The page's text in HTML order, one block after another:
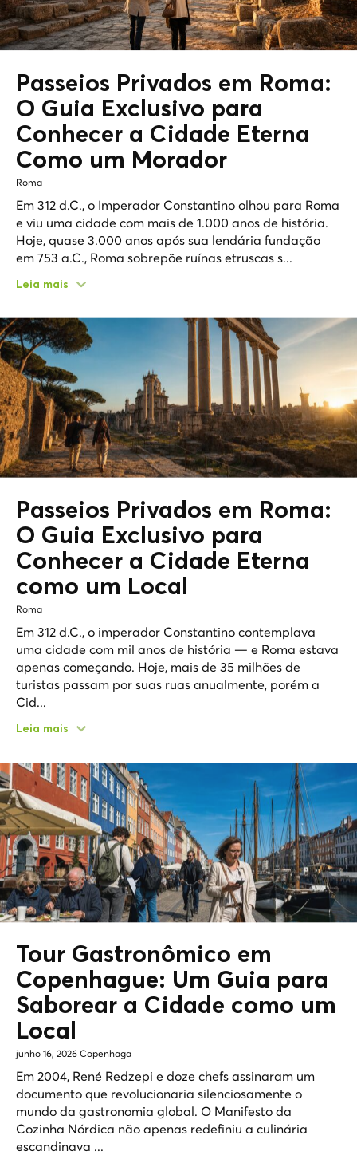
Passeios Privados em Roma:
O Guia Exclusivo para
Conhecer a Cidade Eterna
Como um Morador
Roma
Em 312 d.C., o Imperador Constantino olhou para Roma
e viu uma cidade com mais de 1.000 anos de história.
Hoje, quase 3.000 anos após sua lendária fundação
em 753 a.C., Roma sobrepõe ruínas etruscas s...
Leia mais
Passeios Privados em Roma:
O Guia Exclusivo para
Conhecer a Cidade Eterna
como um Local
Roma
Em 312 d.C., o imperador Constantino contemplava
uma cidade com mil anos de história — e Roma estava
apenas começando. Hoje, mais de 35 milhões de
turistas passam por suas ruas anualmente, porém a
Cid...
Leia mais
Tour Gastronômico em
Copenhague: Um Guia para
Saborear a Cidade como um
Local
junho 16, 2026 Copenhaga
Em 2004, René Redzepi e doze chefs assinaram um
documento que revolucionaria silenciosamente o
mundo da gastronomia global. O Manifesto da
Cozinha Nórdica não apenas redefiniu a culinária
escandinava ...